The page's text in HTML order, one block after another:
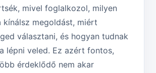
mivel foglalkozol, milyen
kínálsz megoldást, miért
választani, és hogyan tudnak
lépni veled. Ez azért fontos,
érdeklődő nem akar